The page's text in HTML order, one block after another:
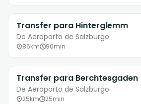
Transfer para Hinterglemm
De Aeroporto de Salzburgo
86km 90min
Transfer para Berchtesgaden
De Aeroporto de Salzburgo
25km 25min